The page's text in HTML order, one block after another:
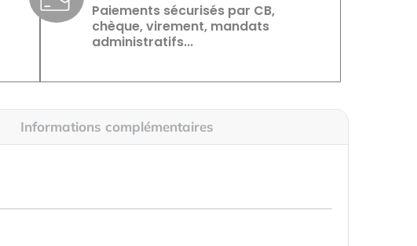
Paiements sécurisés par CB,
chèque, virement, mandats
administratifs...
Informations complémentaires